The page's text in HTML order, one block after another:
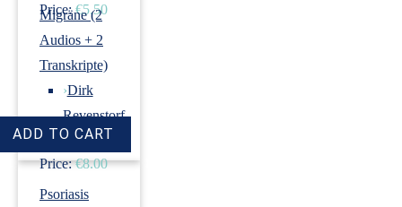
Price: €5.50
Migräne (2
Audios + 2
Transkripte)
›Dirk
Revenstorf
Price: €8.00
Psoriasis